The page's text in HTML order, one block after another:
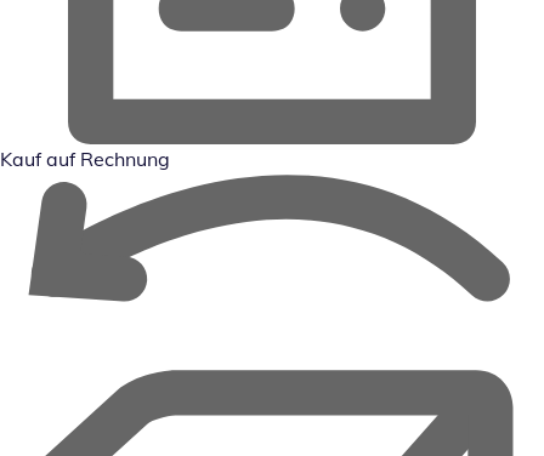
Kauf auf Rechnung